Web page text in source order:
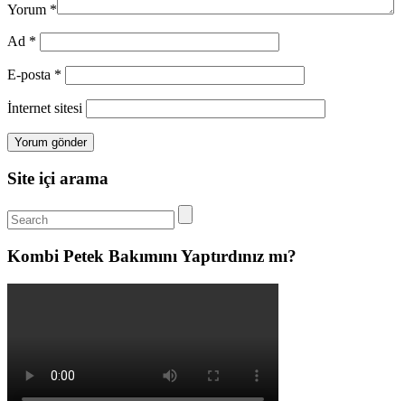
Yorum *
Ad *
E-posta *
İnternet sitesi
Site içi arama
Kombi Petek Bakımını Yaptırdınız mı?